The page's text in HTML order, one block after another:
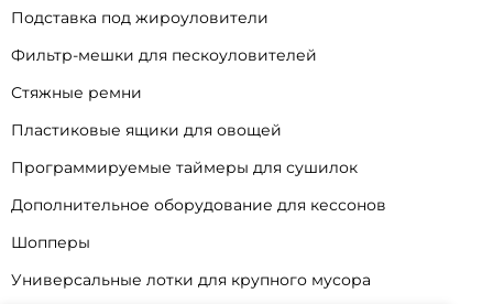
Подставка под жироуловители
Фильтр-мешки для пескоуловителей
Стяжные ремни
Пластиковые ящики для овощей
Программируемые таймеры для сушилок
Дополнительное оборудование для кессонов
Шопперы
Универсальные лотки для крупного мусора